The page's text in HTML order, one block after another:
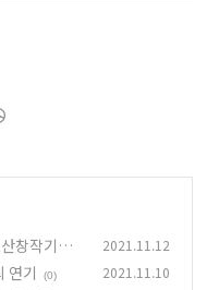
창작기금
2021.11.12
연기 (0) 2021.11.10